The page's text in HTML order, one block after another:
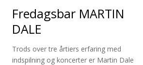
Fredagsbar MARTIN
DALE
Trods over tre årtiers erfaring med
indspilning og koncerter er Martin Dale